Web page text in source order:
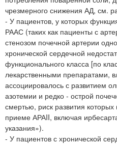
чрезмерного снижения АД, см.
- У пациентов, у которых
РААС (таких как пациенты с
стенозом почечной артерии
хронической сердечной
функционального класса [по
лекарственными препаратами,
ассоциировалось с развитием
азотемии и редко - острой
смертью, риск развития
приеме АРАII, включая
указания»).
- У пациентов с хронической